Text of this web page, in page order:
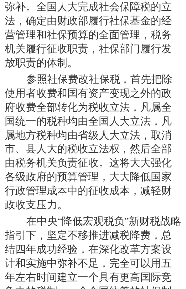
弥补。全国人大完成社会保障税的立
法，确定由财政部履行社保基金的经
营管理和社保预算的全面管理，税务
机关履行征收职责，社保部门履行发
放职责的体制。
参照社保费改社保税，首先把除
使用者收费和国有资产变现之外的政
府收费全部转化为税收立法，凡属全
国统一的税种均由全国人大立法，凡
属地方税种均由省级人大立法，取消
市、县人大的税收立法权，然后全部
由税务机关负责征收。这将大大强化
各级政府的预算管理，大大降低国家
行政管理成本中的征收成本，减轻财
政收支压力。
在中央“降低宏观税负”新财税战略
指引下，坚定不移推进减税降费，总
结四年成功经验，在深化改革方案设
计和实施中弥补不足，完全可以用五
年左右时间建立一个具有更高国际竞